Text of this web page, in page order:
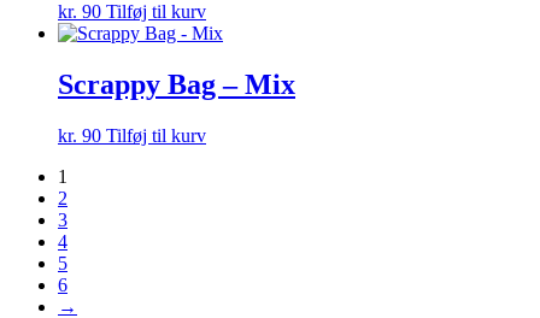
kr. 90 Tilføj til kurv
Scrappy Bag – Mix
kr. 90 Tilføj til kurv
1
2
3
4
5
6
→